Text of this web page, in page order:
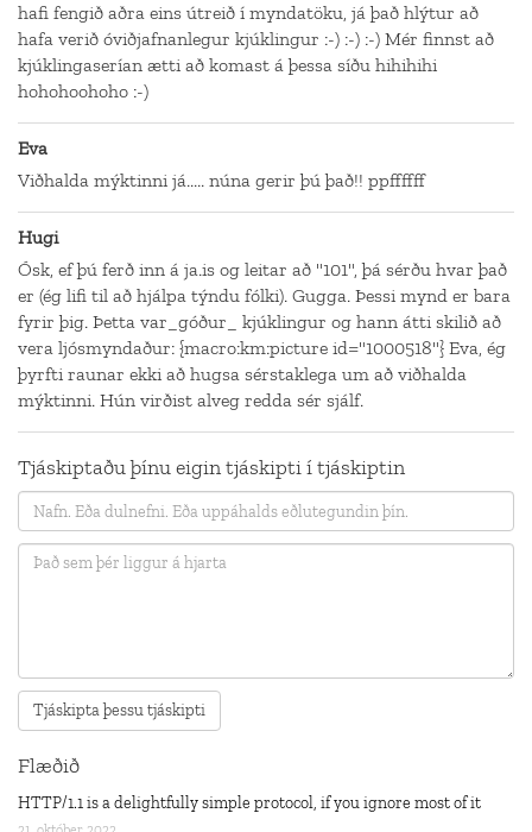
hafi fengið aðra eins útreið í myndatöku, já það hlýtur að
hafa verið óviðjafnanlegur kjúklingur :-) :-) :-) Mér finnst að
kjúklingaserían ætti að komast á þessa síðu hihihihi
hohohoohoho :-)
Eva
Viðhalda mýktinni já..... núna gerir þú það!! ppffffff
Hugi
Ósk, ef þú ferð inn á ja.is og leitar að "101", þá sérðu hvar það
er (ég lifi til að hjálpa týndu fólki). Gugga. Þessi mynd er bara
fyrir þig. Þetta var_góður_ kjúklingur og hann átti skilið að
vera ljósmyndaður: {macro:km:picture id="1000518"} Eva, ég
þyrfti raunar ekki að hugsa sérstaklega um að viðhalda
mýktinni. Hún virðist alveg redda sér sjálf.
Tjáskiptaðu þínu eigin tjáskipti í tjáskiptin
Flæðið
HTTP/1.1 is a delightfully simple protocol, if you ignore most of it